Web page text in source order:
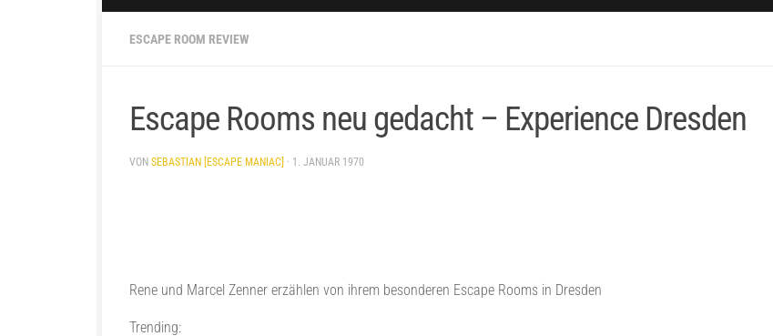
ESCAPE ROOM REVIEW
Escape Rooms neu gedacht – Experience Dresden
VON SEBASTIAN [ESCAPE MANIAC] · 1. JANUAR 1970
Rene und Marcel Zenner erzählen von ihrem besonderen Escape Rooms in Dresden
Trending: